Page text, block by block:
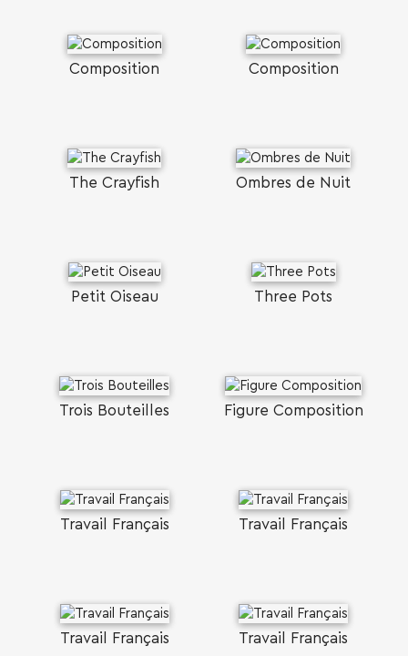
Composition Composition
The Crayfish Ombres de Nuit
Petit Oiseau Three Pots
Trois Βouteilles Figure Composition
Travail Français Travail Français
Travail Français Travail Français